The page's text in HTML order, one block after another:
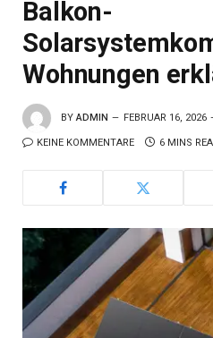
Balkon-
Wohnungen
BY ADMIN FEBRUAR 16, 2026
KEINE KOMMENTARE 6 MINS